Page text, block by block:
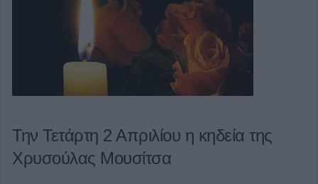
Την Τετάρτη 2 Απριλίου η κηδεία της
Χρυσούλας Μουσίτσα